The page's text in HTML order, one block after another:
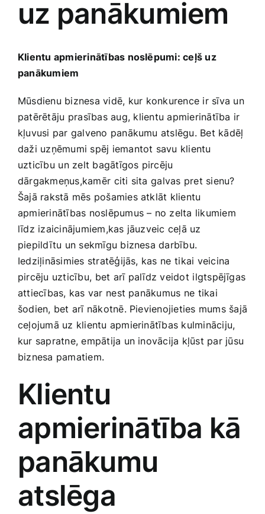
Pakalpojumi
Pārtikas preces
Preces birojam
Preces pieaugušajiem
Rotaļlietas, bērnu preces
Smaržas, kosmētika
Sports, tūrisms un atpūta
TV un Sadzīves tehnika
Zoo preces
uz panākumiem
Klientu apmierinātības noslēpumi: ceļš ‍uz
panākumiem
Mūsdienu biznesa vidē,⁢ kur konkurence ir sīva un
patērētāju ⁤prasības aug, ⁣klientu apmierinātība⁣ ir
kļuvusi‍ par galveno panākumu atslēgu. Bet kādēļ
daži‍ uzņēmumi spēj iemantot savu klientu
uzticību ⁢un zelt bagātīgos pircēju
dārgakmeņus,kamēr ⁢citi sita ⁢galvas pret sienu?
Šajā rakstā ‌mēs pošamies atklāt klientu
apmierinātības noslēpumus – no zelta likumiem
līdz izaicinājumiem,kas jāuzveic ceļā uz
piepildītu un sekmīgu biznesa darbību.
Iedziļināsimies stratēģijās, kas ⁢ne ⁢tikai veicina
pircēju uzticību,⁣ bet ⁤arī palīdz veidot⁣ ilgtspējīgas
attiecības, ‍kas var⁤ nest panākumus ne ⁤tikai
šodien, bet arī nākotnē. Pievienojieties mums šajā​
ceļojumā uz klientu apmierinātības‍ kulmināciju,
kur​ sapratne, empātija un ​inovācija ‌kļūst​ par jūsu
biznesa‌ pamatiem.
Klientu
apmierinātība kā
panākumu
atslēga